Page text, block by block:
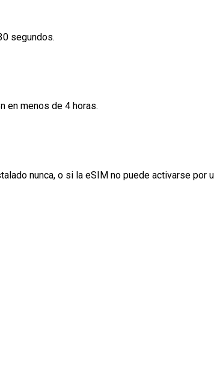
segundos.
en menos de 4 horas.
nunca, o si la eSIM no puede activarse por